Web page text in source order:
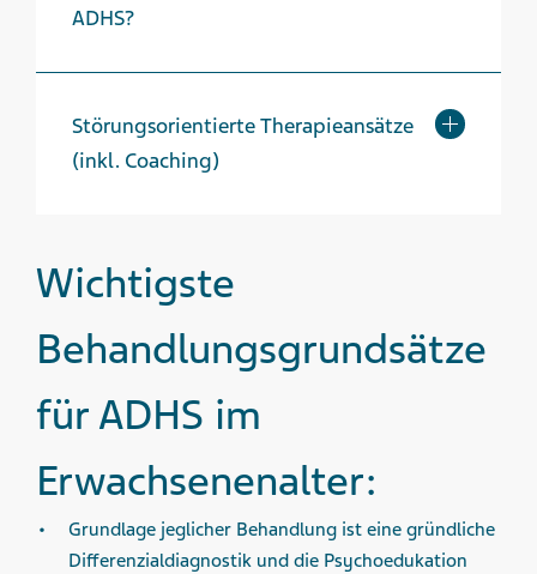
ADHS?
Störungsorientierte Therapieansätze
(inkl. Coaching)
Wichtigste
Behandlungs­grundsätze
für ADHS im
Erwachsenenalter:
Grundlage jeglicher Behandlung ist eine gründliche
Differenzialdiagnostik und die Psychoedukation